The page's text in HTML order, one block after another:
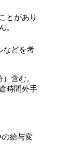
とがあり
。
などを考
含む。
時間外手
給与変